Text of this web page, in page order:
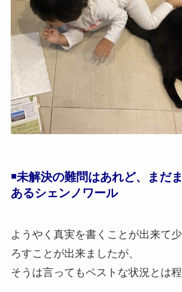
￭未解決の難問はあれど、まだ
あるシェンノワール
ようやく真実を書くことが出来て
ろすことが出来ましたが、
そうは言ってもベストな状況とは程